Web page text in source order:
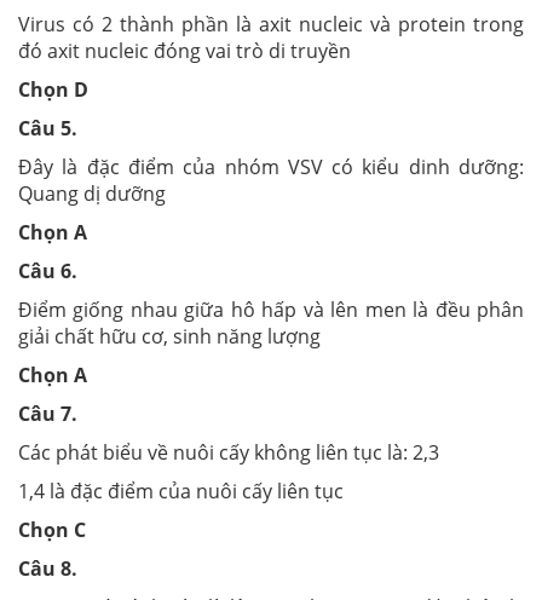
Virus có 2 thành phần là axit nucleic và protein trong
đó axit nucleic đóng vai trò di truyền
Chọn D
Câu 5.
Đây là đặc điểm của nhóm VSV có kiểu dinh dưỡng:
Quang dị dưỡng
Chọn A
Câu 6.
Điểm giống nhau giữa hô hấp và lên men là đều phân
giải chất hữu cơ, sinh năng lượng
Chọn A
Câu 7.
Các phát biểu về nuôi cấy không liên tục là: 2,3
1,4 là đặc điểm của nuôi cấy liên tục
Chọn C
Câu 8.